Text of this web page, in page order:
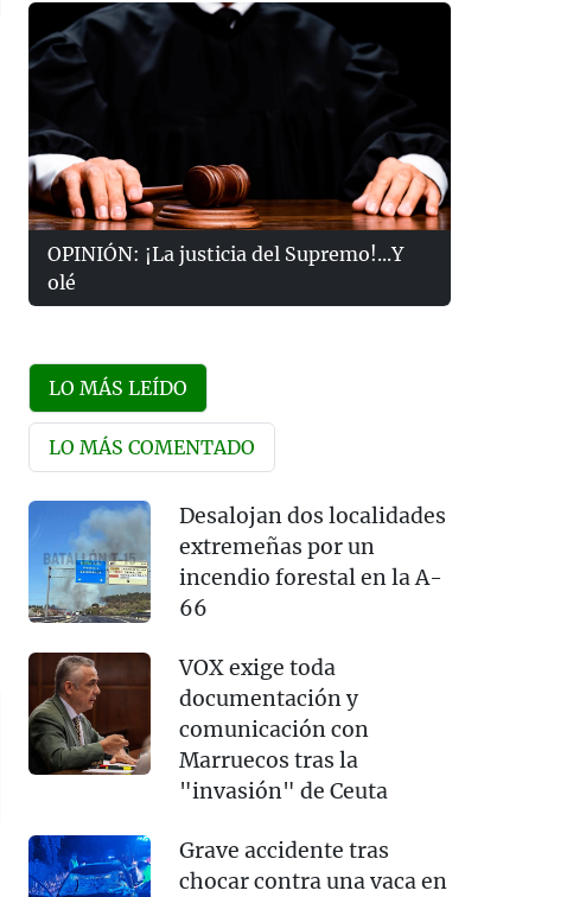
OPINIÓN: ¡La justicia del Supremo!...Y
olé
LO MÁS LEÍDO
LO MÁS COMENTADO
Desalojan dos localidades
extremeñas por un
incendio forestal en la A-
66
VOX exige toda
documentación y
comunicación con
Marruecos tras la
"invasión" de Ceuta
Grave accidente tras
chocar contra una vaca en